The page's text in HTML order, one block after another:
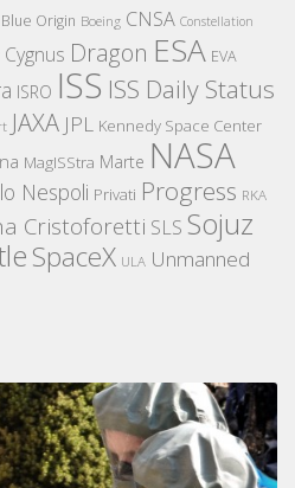
Blue Origin Boeing CNSA Constellation
Cygnus Dragon ESA EVA
ISRO ISS ISS Daily Status
JAXA JPL Kennedy Space Center
MagISStra Marte NASA
Nespoli Privati Progress RKA
Cristoforetti SLS Sojuz
SpaceX ULA Unmanned